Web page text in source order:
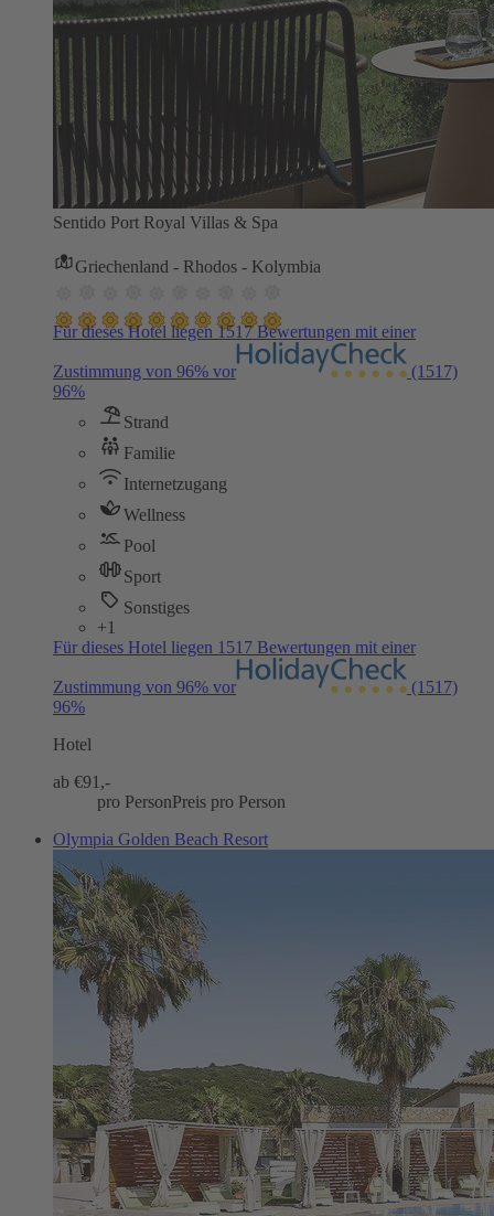
Sentido Port Royal Villas & Spa
Griechenland - Rhodos - Kolymbia
Für dieses Hotel liegen 1517 Bewertungen mit einer
Zustimmung von 96% vor
(1517)
96%
Strand
Familie
Internetzugang
Wellness
Pool
Sport
Sonstiges
+1
Für dieses Hotel liegen 1517 Bewertungen mit einer
Zustimmung von 96% vor
(1517)
96%
Hotel
ab €91,-
pro PersonPreis pro Person
Olympia Golden Beach Resort